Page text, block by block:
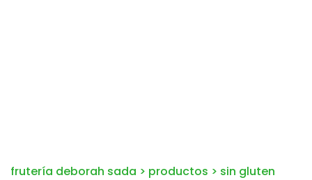
frutería deborah sada > productos > sin gluten